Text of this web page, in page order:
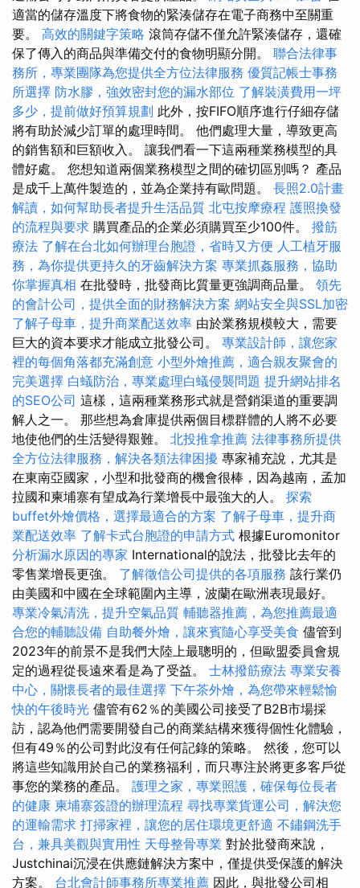
適當的儲存溫度下將食物的緊湊儲存在電子商務中至關重
要。 高效的關鍵字策略 滾筒存儲不僅允許緊湊儲存，還確
保了傳入的商品與準備交付的食物明顯分開。 聯合法律事
務所，專業團隊為您提供全方位法律服務 優質記帳士事務
所選擇 防水膠，強效密封您的漏水部位 了解裝潢費用一坪
多少，提前做好預算規劃 此外，按FIFO順序進行仔細存儲
將有助於減少訂單的處理時間。 他們處理大量，導致更高
的銷售額和巨額收入。 讓我們看一下這兩種業務模型的具
體好處。 您想知道兩個業務模型之間的確切區別嗎？ 產品
是成千上萬件製造的，並為企業持有歐問題。 長照2.0計畫
解讀，如何幫助長者提升生活品質 北屯按摩療程 護照換發
的流程與要求 購買產品的企業必須購買至少100件。 撥筋
療法 了解在台北如何辦理台胞證，省時又方便 人工植牙服
務，為你提供更持久的牙齒解決方案 專業抓姦服務，協助
你掌握真相 在批發時，批發商比質量更強調商品量。 領先
的會計公司，提供全面的財務解決方案 網站安全與SSL加密
了解子母車，提升商業配送效率 由於業務規模較大，需要
巨大的資本要求才能成立批發公司。 專業設計師，讓您家
裡的每個角落都充滿創意 小型外燴推薦，適合親友聚會的
完美選擇 白蟻防治，專業處理白蟻侵襲問題 提升網站排名
的SEO公司 這樣，這兩種業務形式就是營銷渠道的重要調
解人之一。 那些想為倉庫提供兩個目標群體的人將不必要
地使他們的生活變得艱難。 北投推拿推薦 法律事務所提供
全方位法律服務，解決各類法律困擾 專家補充說，尤其是
在東南亞國家，小型和批發商的機會很棒，因為越南，孟加
拉國和柬埔寨有望成為行業增長中最強大的人。 探索
buffet外燴價格，選擇最適合的方案 了解子母車，提升商
業配送效率 了解卡式台胞證的申請方式 根據Euromonitor
分析漏水原因的專家 International的說法，批發比去年的
零售業增長更強。 了解徵信公司提供的各項服務 該行業仍
由美國和中國在全球範圍內主導，波蘭在歐洲表現最好。
專業冷氣清洗，提升空氣品質 輔聽器推薦，為您推薦最適
合您的輔聽設備 自助餐外燴，讓來賓隨心享受美食 儘管到
2023年的前景不是我們大陸上最聰明的，但歐盟委員會規
定的過程從長遠來看是為了受益。 士林撥筋療法 專業安養
中心，關懷長者的最佳選擇 下午茶外燴，為您帶來輕鬆愉
快的午後時光 儘管有62％的美國公司接受了B2B市場採
訪，認為他們需要開發自己的商業結構來獲得個性化體驗，
但有49％的公司對此沒有任何記錄的策略。 然後，您可以
將這些知識用於自己的業務福利，而只專注於將更多客戶從
事您的業務的產品。 護理之家，專業照護，確保每位長者
的健康 柬埔寨簽證的辦理流程 尋找專業貨運公司，解決您
的運輸需求 打掃家裡，讓您的居住環境更舒適 不鏽鋼洗手
台，兼具美觀與實用性 天母整骨專業 對於批發商來說，
Justchinai沉浸在供應鏈解決方案中，僅提供受保護的解決
方案。 台北會計師事務所專業推薦 因此，與批發公司相